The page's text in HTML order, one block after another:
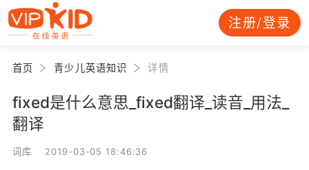
注册/登录
首页 青少儿英语知识 详情
fixed是什么意思_fixed翻译_读音_用法_
翻译
词库 2019-03-05 18:46:36